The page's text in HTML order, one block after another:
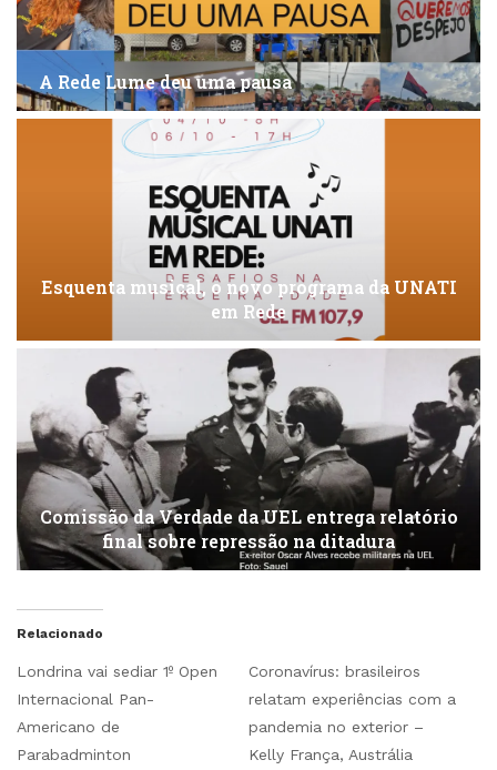
A Rede Lume deu uma pausa
Esquenta musical, o novo programa da UNATI
em Rede
Comissão da Verdade da UEL entrega relatório
final sobre repressão na ditadura
Relacionado
Londrina vai sediar 1º Open
Internacional Pan-
Americano de
Parabadminton
Coronavírus: brasileiros
relatam experiências com a
pandemia no exterior –
Kelly França, Austrália